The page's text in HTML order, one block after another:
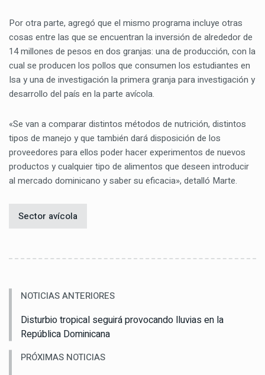
Por otra parte, agregó que el mismo programa incluye otras
cosas entre las que se encuentran la inversión de alrededor de
14 millones de pesos en dos granjas: una de producción, con la
cual se producen los pollos que consumen los estudiantes en
Isa y una de investigación la primera granja para investigación y
desarrollo del país en la parte avícola.
«Se van a comparar distintos métodos de nutrición, distintos
tipos de manejo y que también dará disposición de los
proveedores para ellos poder hacer experimentos de nuevos
productos y cualquier tipo de alimentos que deseen introducir
al mercado dominicano y saber su eficacia», detalló Marte.
Sector avícola
NOTICIAS ANTERIORES
Disturbio tropical seguirá provocando lluvias en la
República Dominicana
PRÓXIMAS NOTICIAS